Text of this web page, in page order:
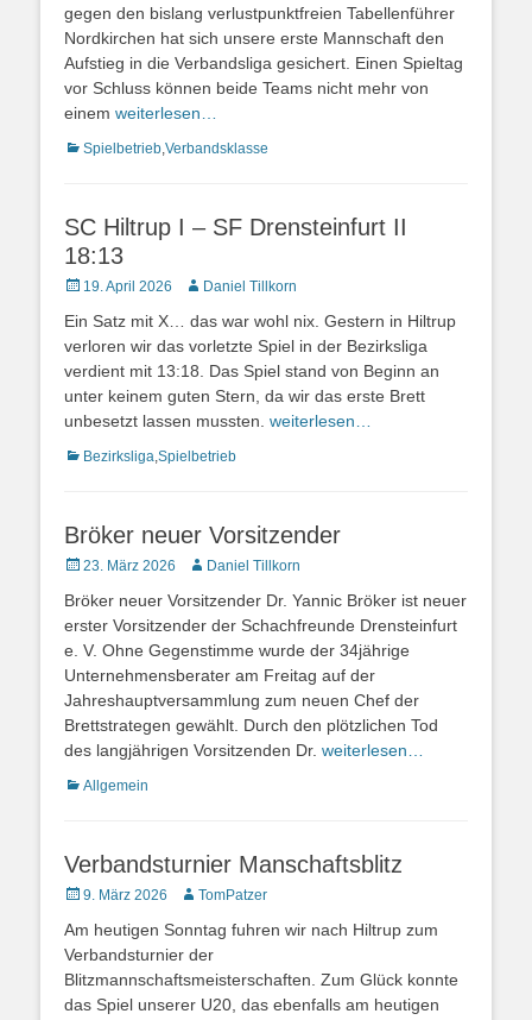
gegen den bislang verlustpunktfreien Tabellenführer
Nordkirchen hat sich unsere erste Mannschaft den
Aufstieg in die Verbandsliga gesichert. Einen Spieltag
vor Schluss können beide Teams nicht mehr von
einem weiterlesen…
Kategorien
Spielbetrieb,Verbandsklasse
SC Hiltrup I – SF Drensteinfurt II
18:13
Veröffentlicht
19. April 2026 AutorDaniel Tillkorn
Ein Satz mit X… das war wohl nix. Gestern in Hiltrup
verloren wir das vorletzte Spiel in der Bezirksliga
verdient mit 13:18. Das Spiel stand von Beginn an
unter keinem guten Stern, da wir das erste Brett
unbesetzt lassen mussten. weiterlesen…
Kategorien
Bezirksliga,Spielbetrieb
Bröker neuer Vorsitzender
Veröffentlicht
23. März 2026 AutorDaniel Tillkorn
Bröker neuer Vorsitzender Dr. Yannic Bröker ist neuer
erster Vorsitzender der Schachfreunde Drensteinfurt
e. V. Ohne Gegenstimme wurde der 34jährige
Unternehmensberater am Freitag auf der
Jahreshauptversammlung zum neuen Chef der
Brettstrategen gewählt. Durch den plötzlichen Tod
des langjährigen Vorsitzenden Dr. weiterlesen…
Kategorien
Allgemein
Verbandsturnier Manschaftsblitz
Veröffentlicht
9. März 2026 AutorTomPatzer
Am heutigen Sonntag fuhren wir nach Hiltrup zum
Verbandsturnier der
Blitzmannschaftsmeisterschaften. Zum Glück konnte
das Spiel unserer U20, das ebenfalls am heutigen